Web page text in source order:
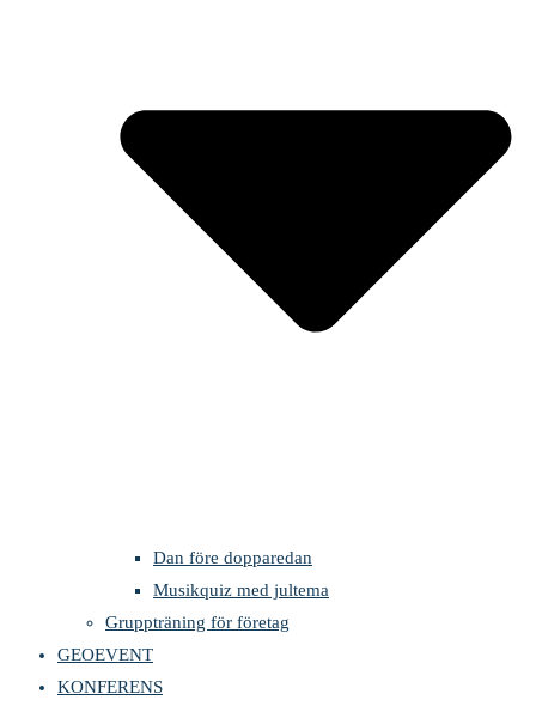
Dan före dopparedan
Musikquiz med jultema
Gruppträning för företag
GEOEVENT
KONFERENS